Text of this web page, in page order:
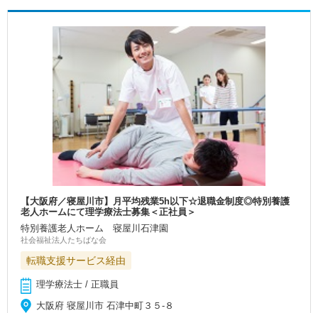
【大阪府／寝屋川市】月平均残業5h以下☆退職金制度◎特別養護
老人ホームにて理学療法士募集＜正社員＞
特別養護老人ホーム 寝屋川石津園
社会福祉法人たちばな会
転職支援サービス経由
理学療法士 / 正職員
大阪府 寝屋川市 石津中町３５-８